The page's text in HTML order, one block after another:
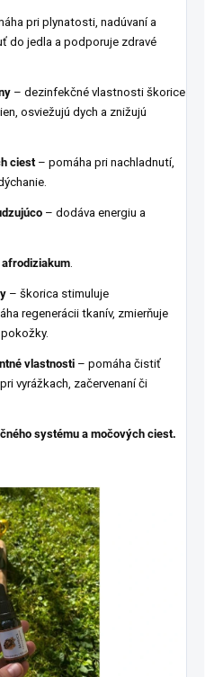
pri plynatosti, nadúvaní a
do jedla a podporuje zdravé
– dezinfekčné vlastnosti škorice
osviežujú dych a znižujú
ciest– pomáha pri nachladnutí,
– dodáva energiu a
afrodiziakum.
– škorica stimuluje
regenerácii tkanív, zmierňuje
vlastnosti – pomáha čistiť
vyrážkach, začervenaní či
systému a močových ciest.